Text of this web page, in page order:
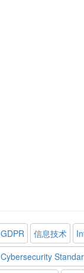
GDPR 信息技术
Cybersecurity